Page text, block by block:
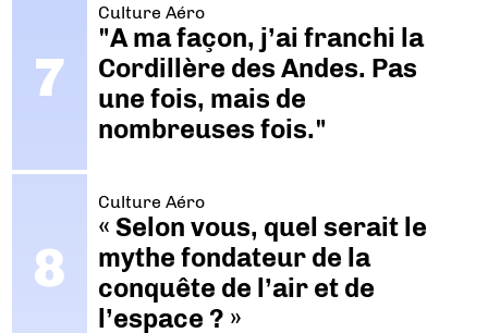
Culture Aéro
"A ma façon, j’ai franchi la
Cordillère des Andes. Pas
une fois, mais de
nombreuses fois."
Culture Aéro
« Selon vous, quel serait le
mythe fondateur de la
conquête de l’air et de
l’espace ? »